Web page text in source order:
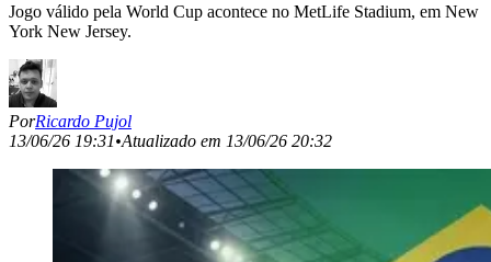
Jogo válido pela World Cup acontece no MetLife Stadium, em New
York New Jersey.
PorRicardo Pujol
13/06/26 19:31•Atualizado em 13/06/26 20:32